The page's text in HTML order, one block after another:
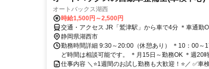
オートバックス湖西
時給1,500円～2,500円
交通・アクセス JR「鷲津駅」から車で4分 ＊車通勤
静岡県湖西市
勤務時間詳細 9:30～20:00（休憩あり） ＊10：00～
ど時間は相談可能です。 ＊月15日～勤務OK ＊週20
仕事内容 ＼⭐1週間のお試し勤務も大歓迎！⭐／ ✅車